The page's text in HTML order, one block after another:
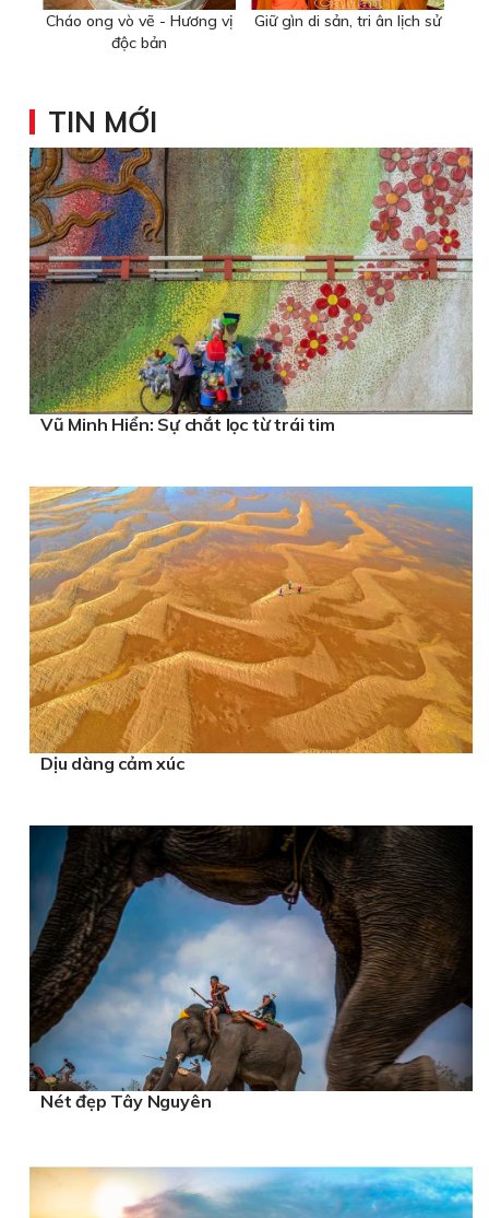
Cháo ong vò vẽ - Hương vị
độc bản
Giữ gìn di sản, tri ân lịch sử
TIN MỚI
Vũ Minh Hiển: Sự chắt lọc từ trái tim
Dịu dàng cảm xúc
Nét đẹp Tây Nguyên